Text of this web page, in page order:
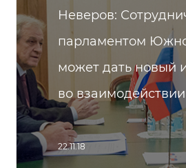
Неверов:
парламентом
может дать новый
во
22.11.18